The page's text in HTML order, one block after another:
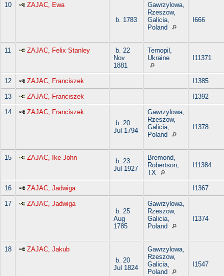
10
ZAJAC, Ewa
b. 1783
Gawrzylowa,
Rzeszow,
Galicia,
Poland
I666
11 ZAJAC, Felix Stanley
b. 22
Nov
1881
Ternopil,
Ukraine
I11371
12 ZAJAC, Franciszek I1385
13 ZAJAC, Franciszek I1392
14
ZAJAC, Franciszek
b. 20
Jul 1794
Gawrzylowa,
Rzeszow,
Galicia,
Poland
I1378
15 ZAJAC, Ike John
b. 23
Jul 1927
Bremond,
Robertson,
TX
I11384
16 ZAJAC, Jadwiga I1367
17
ZAJAC, Jadwiga
b. 25
Aug
1785
Gawrzylowa,
Rzeszow,
Galicia,
Poland
I1374
18
ZAJAC, Jakub
b. 20
Jul 1824
Gawrzylowa,
Rzeszow,
Galicia,
Poland
I1547